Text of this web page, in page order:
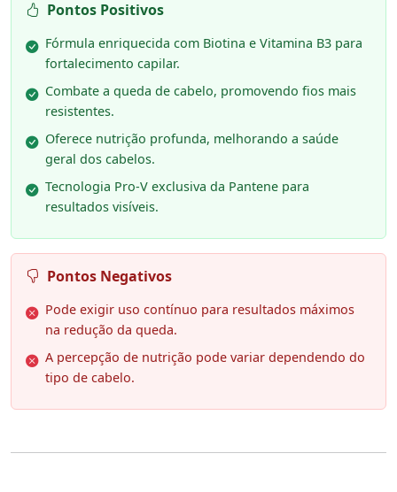
Pontos Positivos
Fórmula enriquecida com Biotina e Vitamina B3 para
fortalecimento capilar.
Combate a queda de cabelo, promovendo fios mais
resistentes.
Oferece nutrição profunda, melhorando a saúde
geral dos cabelos.
Tecnologia Pro-V exclusiva da Pantene para
resultados visíveis.
Pontos Negativos
Pode exigir uso contínuo para resultados máximos
na redução da queda.
A percepção de nutrição pode variar dependendo do
tipo de cabelo.